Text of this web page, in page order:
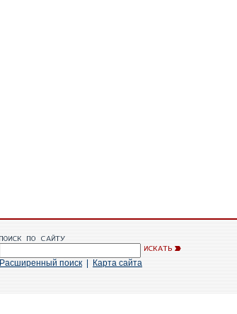
Расширенный поиск Карта сайта